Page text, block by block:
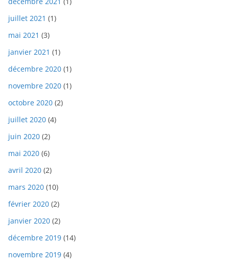
juillet 2021 (1)
mai 2021 (3)
janvier 2021 (1)
décembre 2020 (1)
novembre 2020 (1)
octobre 2020 (2)
juillet 2020 (4)
juin 2020 (2)
mai 2020 (6)
avril 2020 (2)
mars 2020 (10)
février 2020 (2)
janvier 2020 (2)
décembre 2019 (14)
novembre 2019 (4)